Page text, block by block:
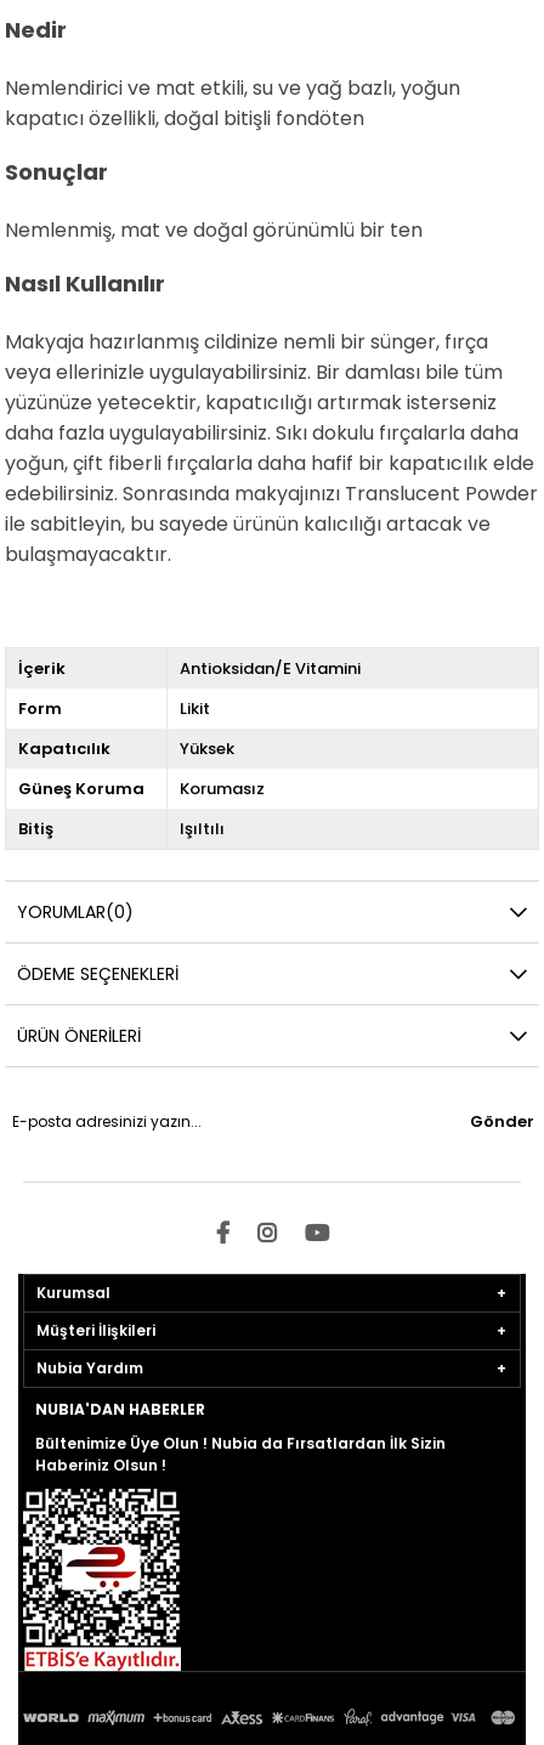
Nedir
Nemlendirici ve mat etkili, su ve yağ bazlı, yoğun
kapatıcı özellikli, doğal bitişli fondöten
Sonuçlar
Nemlenmiş, mat ve doğal görünümlü bir ten
Nasıl Kullanılır
Makyaja hazırlanmış cildinize nemli bir sünger, fırça
veya ellerinizle uygulayabilirsiniz. Bir damlası bile tüm
yüzünüze yetecektir, kapatıcılığı artırmak isterseniz
daha fazla uygulayabilirsiniz. Sıkı dokulu fırçalarla daha
yoğun, çift fiberli fırçalarla daha hafif bir kapatıcılık elde
edebilirsiniz. Sonrasında makyajınızı Translucent Powder
ile sabitleyin, bu sayede ürünün kalıcılığı artacak ve
bulaşmayacaktır.
İçerik
Antioksidan/E Vitamini
Form
Likit
Kapatıcılık
Yüksek
Güneş Koruma
Korumasız
Bitiş
Işıltılı
YORUMLAR(0)
ÖDEME SEÇENEKLERI
ÜRÜN ÖNERILERI
Gönder
Kurumsal
Müşteri İlişkileri
Nubia Yardım
NUBIA'DAN HABERLER
Bültenimize Üye Olun ! Nubia da Fırsatlardan İlk Sizin
Haberiniz Olsun !